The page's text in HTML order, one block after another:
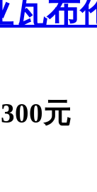
布
元